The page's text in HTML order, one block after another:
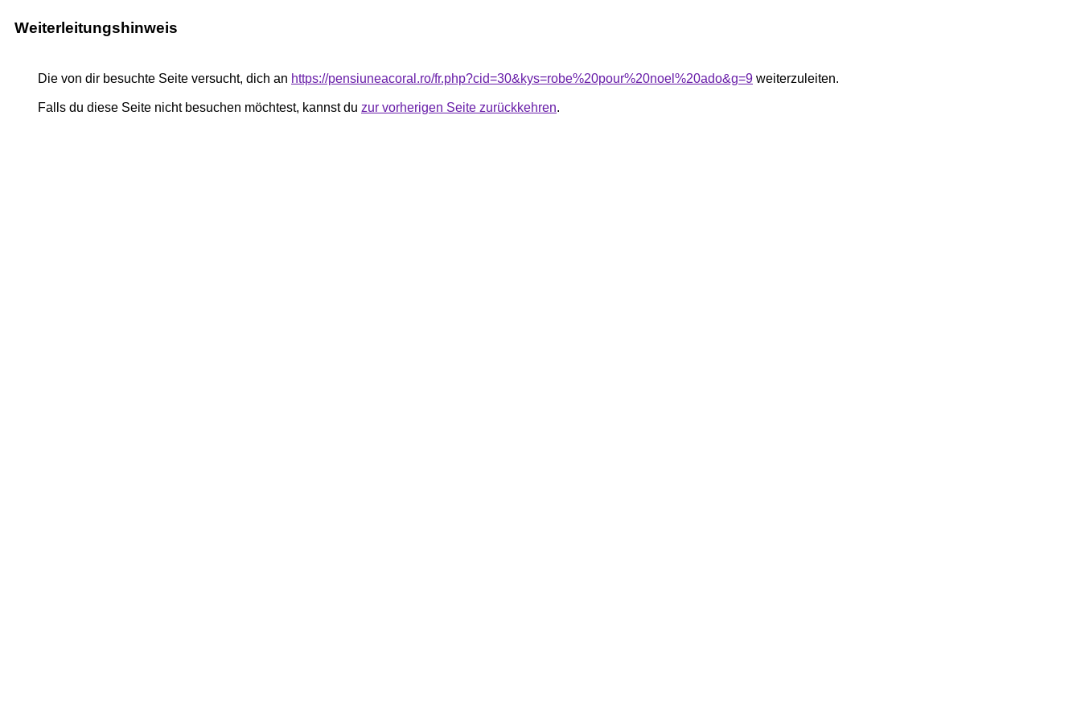
Weiterleitungshinweis
Die von dir besuchte Seite versucht, dich an https://pensiuneacoral.ro/fr.php?cid=30&kys=robe%20pour%20noel%20ado&g=9 weiterzuleiten.
Falls du diese Seite nicht besuchen möchtest, kannst du zur vorherigen Seite zurückkehren.